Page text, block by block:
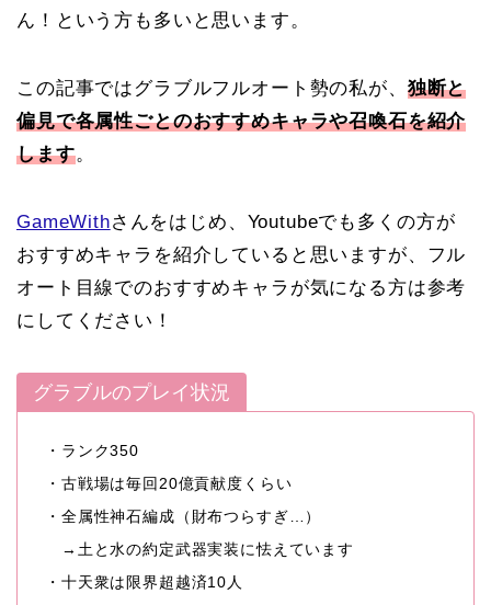
ん！という方も多いと思います。
この記事ではグラブルフルオート勢の私が、 独断と
偏見で各属性ごとのおすすめキャラや召喚石を紹介
します。
GameWithさんをはじめ、Youtubeでも多くの方が
おすすめキャラを紹介していると思いますが、フル
オート目線でのおすすめキャラが気になる方は参考
にしてください！
グラブルのプレイ状況
・ランク350
・古戦場は毎回20億貢献度くらい
・全属性神石編成（財布つらすぎ…）
→土と水の約定武器実装に怯えています
・十天衆は限界超越済10人